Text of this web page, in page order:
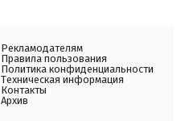
Рекламодателям
Правила пользования
Политика конфиденциальности
Техническая информация
Контакты
Архив